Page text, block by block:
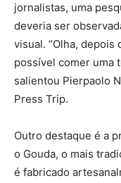
jornalistas, uma
deveria ser
visual. “Olha, depois
possível comer uma
salientou Pierpaolo
Press Trip.
Outro destaque é a
o Gouda, o mais
é fabricado